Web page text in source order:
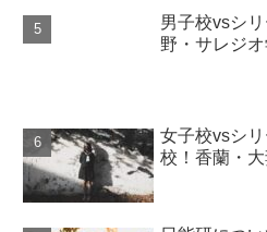
男子校vsシ
野・サレジ
女子校vsシ
校！香蘭・